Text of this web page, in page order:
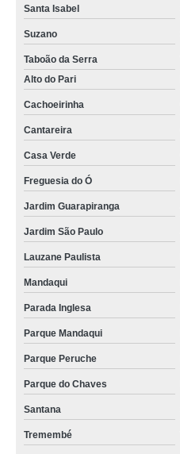
Santa Isabel
Suzano
Taboão da Serra
Alto do Pari
Cachoeirinha
Cantareira
Casa Verde
Freguesia do Ó
Jardim Guarapiranga
Jardim São Paulo
Lauzane Paulista
Mandaqui
Parada Inglesa
Parque Mandaqui
Parque Peruche
Parque do Chaves
Santana
Tremembé